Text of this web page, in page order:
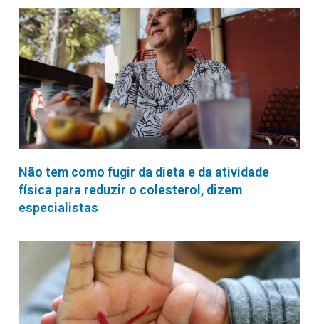
Não tem como fugir da dieta e da atividade
física para reduzir o colesterol, dizem
especialistas